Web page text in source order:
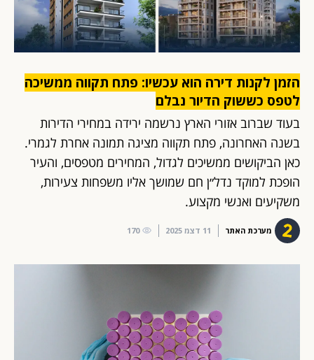
הזמן לקנות דירה הוא עכשיו: פתח תקווה ממשיכה
לטפס כששוק הדיור נבלם
בעוד שברוב אזורי הארץ נרשמה ירידה במחירי הדירות
בשנה האחרונה, פתח תקווה מציגה תמונה אחרת לגמרי.
כאן הביקושים ממשיכים לגדול, המחירים מטפסים, והעיר
הופכת למוקד נדל״ן חם שמושך אליו משפחות צעירות,
משקיעים ואנשי מקצוע.
מערכת האתר 11 דצמ 2025 170